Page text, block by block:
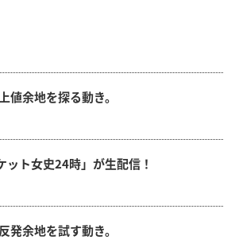
値余地を探る動き。
ト女史24時」が生配信！
発余地を試す動き。